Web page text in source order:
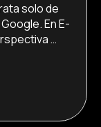
solo de
En E-
sean
[…]